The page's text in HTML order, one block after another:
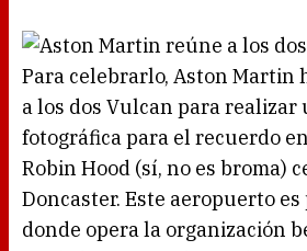
Para celebrarlo, Aston Martin
a los dos Vulcan para realizar
fotográfica para el recuerdo
Robin Hood (sí, no es broma)
Doncaster. Este aeropuerto
donde opera la organización